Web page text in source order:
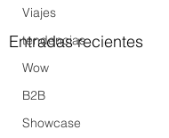
Viajes
tendencias
Wow
B2B
Showcase
Entradas recientes